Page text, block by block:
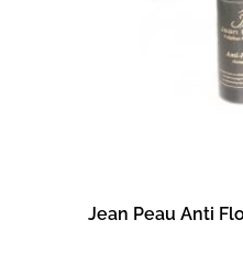
Jean Peau Anti